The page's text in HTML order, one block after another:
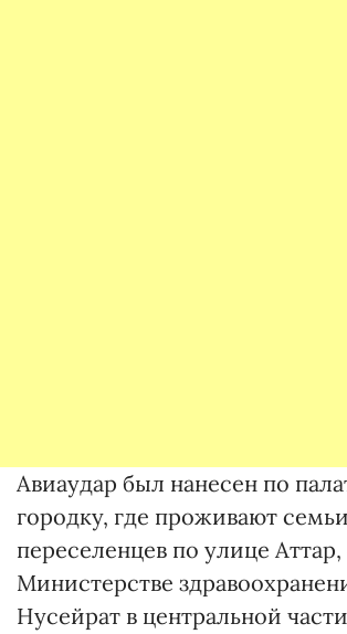
Авиаудар был нанесен по
городку, где проживают семьи
переселенцев по улице
Министерстве
Нусейрат в центральной